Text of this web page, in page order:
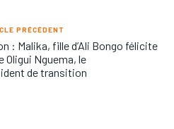
PRÉCÉDENT
: Malika, fille d’Ali Bongo félicite
Oligui Nguema, le
de transition